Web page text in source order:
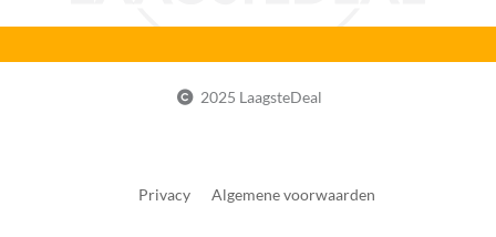
2025 LaagsteDeal
Privacy Algemene voorwaarden